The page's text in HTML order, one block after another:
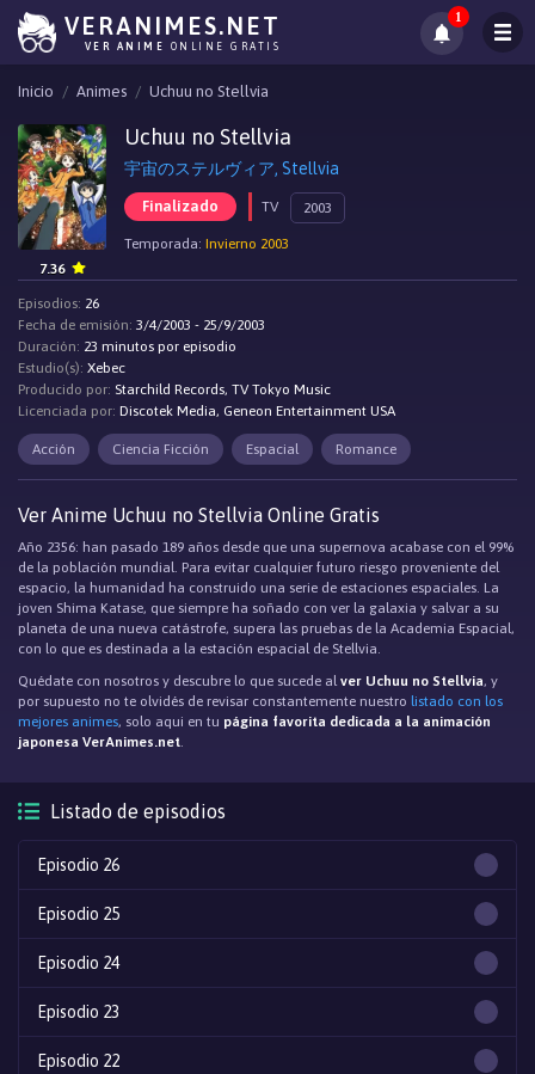
VERANIMES.NET
VER ANIME ONLINE GRATIS
1
Inicio Animes Uchuu no Stellvia
Uchuu no Stellvia
宇宙のステルヴィア, Stellvia
Finalizado TV 2003
Temporada: Invierno 2003
7.36
Episodios: 26
Fecha de emisión: 3/4/2003 - 25/9/2003
Duración: 23 minutos por episodio
Estudio(s): Xebec
Producido por: Starchild Records, TV Tokyo Music
Licenciada por: Discotek Media, Geneon Entertainment USA
Acción Ciencia Ficción Espacial Romance
Ver Anime Uchuu no Stellvia Online Gratis
Año 2356: han pasado 189 años desde que una supernova acabase con el 99%
de la población mundial. Para evitar cualquier futuro riesgo proveniente del
espacio, la humanidad ha construido una serie de estaciones espaciales. La
joven Shima Katase, que siempre ha soñado con ver la galaxia y salvar a su
planeta de una nueva catástrofe, supera las pruebas de la Academia Espacial,
con lo que es destinada a la estación espacial de Stellvia.
Quédate con nosotros y descubre lo que sucede alver Uchuu no Stellvia, y
por supuesto no te olvidés de revisar constantemente nuestro listado con los
mejores animes, solo aqui en tu página favorita dedicada a la animación
japonesa VerAnimes.net.
Listado de episodios
Episodio 26
Episodio 25
Episodio 24
Episodio 23
Episodio 22